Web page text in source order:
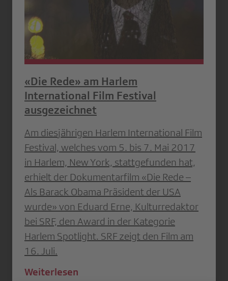
«Die Rede» am Harlem
International Film Festival
ausgezeichnet
Am diesjährigen Harlem International Film
Festival, welches vom 5. bis 7. Mai 2017
in Harlem, New York, stattgefunden hat,
erhielt der Dokumentarfilm «Die Rede –
Als Barack Obama Präsident der USA
wurde» von Eduard Erne, Kulturredaktor
bei SRF, den Award in der Kategorie
Harlem Spotlight. SRF zeigt den Film am
16. Juli.
Weiterlesen